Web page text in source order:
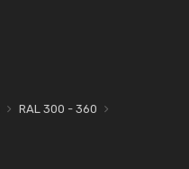
RAL 300 - 360